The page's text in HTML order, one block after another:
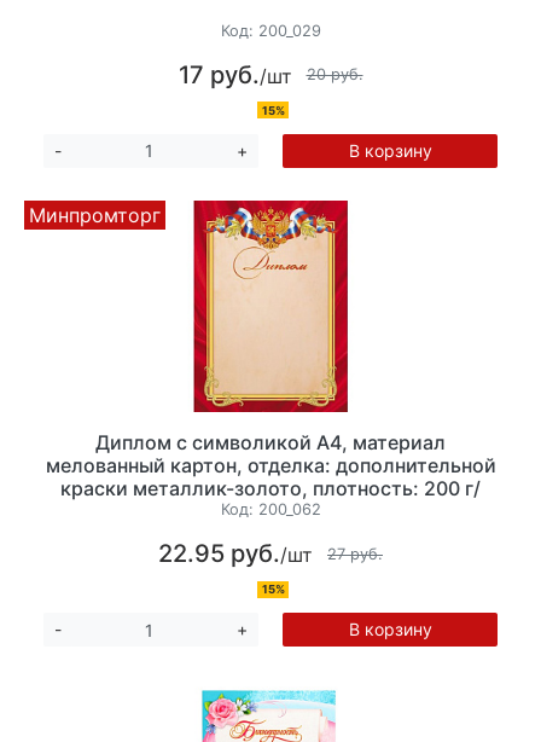
Код: 200_029
17 руб./шт 20 руб.
15%
- + В корзину
Минпромторг
Диплом с символикой А4, материал
мелованный картон, отделка: дополнительной
краски металлик-золото, плотность: 200 г/
кв.м.
Код: 200_062
22.95 руб./шт 27 руб.
15%
- + В корзину